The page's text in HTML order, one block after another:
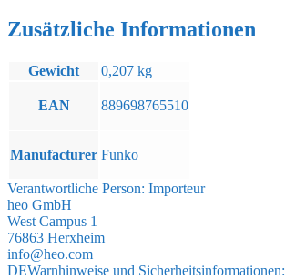
Zusätzliche Informationen
Gewicht 0,207 kg
EAN 889698765510
Manufacturer Funko
Verantwortliche Person: Importeur
heo GmbH
West Campus 1
76863 Herxheim
info@heo.com
DEWarnhinweise und Sicherheitsinformationen: